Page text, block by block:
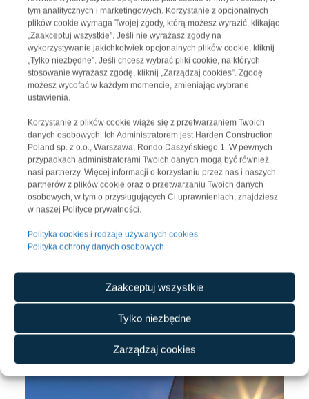
tym analitycznych i marketingowych. Korzystanie z opcjonalnych
plików cookie wymaga Twojej zgody, którą możesz wyrazić, klikając
„Zaakceptuj wszystkie”. Jeśli nie wyrażasz zgody na
wykorzystywanie jakichkolwiek opcjonalnych plików cookie, kliknij
„Tylko niezbędne”. Jeśli chcesz wybrać pliki cookie, na których
stosowanie wyrażasz zgodę, kliknij „Zarządzaj cookies”. Zgodę
możesz wycofać w każdym momencie, zmieniając wybrane
ustawienia.
Korzystanie z plików cookie wiąże się z przetwarzaniem Twoich
danych osobowych. Ich Administratorem jest Harden Construction
Poland sp. z o.o., Warszawa, Rondo Daszyńskiego 1. W pewnych
przypadkach administratorami Twoich danych mogą być również
nasi partnerzy. Więcej informacji o korzystaniu przez nas i naszych
partnerów z plików cookie oraz o przetwarzaniu Twoich danych
osobowych, w tym o przysługujących Ci uprawnieniach, znajdziesz
w naszej Polityce prywatności.
Polityka cookies i rodzaje używanych cookies
Polityka ochrony danych osobowych
Zaakceptuj wszystkie
Tylko niezbędne
Zarządzaj cookies